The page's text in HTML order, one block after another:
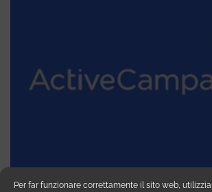
Per far funzionare correttamente il sito web,